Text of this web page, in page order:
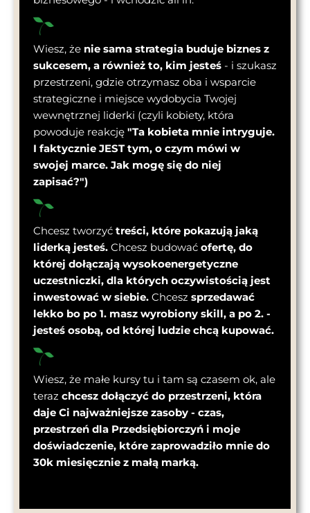
Wiesz, że nie sama strategia buduje biznes z
sukcesem, a również to, kim jesteś - i szukasz
przestrzeni, gdzie otrzymasz oba i wsparcie
strategiczne i miejsce wydobycia Twojej
wewnętrznej liderki (czyli kobiety, która
powoduje reakcję "Ta kobieta mnie intryguje.
I faktycznie JEST tym, o czym mówi w
swojej marce. Jak mogę się do niej
zapisać?")
Chcesz tworzyć treści, które pokazują jaką
liderką jesteś. Chcesz budować ofertę, do
której dołączają wysokoenergetyczne
uczestniczki, dla których oczywistością jest
inwestować w siebie. Chcesz sprzedawać
lekko bo po 1. masz wyrobiony skill, a po 2. -
jesteś osobą, od której ludzie chcą kupować.
Wiesz, że małe kursy tu i tam są czasem ok, ale
teraz chcesz dołączyć do przestrzeni, która
daje Ci najważniejsze zasoby - czas,
przestrzeń dla Przedsiębiorczyń i moje
doświadczenie, które zaprowadziło mnie do
30k miesięcznie z małą marką.